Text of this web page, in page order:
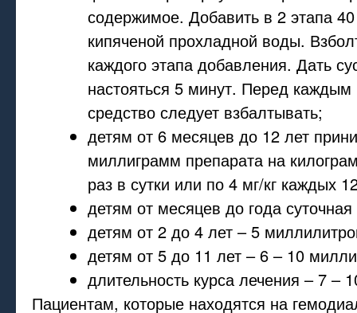
содержимое. Добавить в 2 этапа
кипяченой прохладной воды.
каждого этапа добавления. Дать
настояться 5 минут. Перед
средство следует взбалтывать;
детям от 6 месяцев до 12 лет
миллиграмм препарата на
раз в сутки или по 4 мг/кг каждых
детям от месяцев до года
детям от 2 до 4 лет – 5
детям от 5 до 11 лет – 6 – 10
длительность курса лечения – 7 –
Пациентам, которые находятся на